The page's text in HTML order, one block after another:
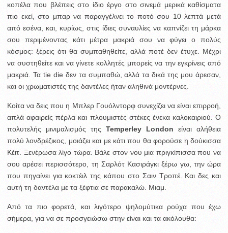
κοπέλα που βλέπεις στο ίδιο έργο στο σινεμά μερικά καθίσματα
πιο εκεί, στο μπαρ να παραγγέλνει το ποτό σου 10 λεπτά μετά
από εσένα, και, κυρίως, στις ίδιες συναυλίες να καπνίζει τη μάρκα
σου περιμένοντας κάτι μέτρα μακριά σου να φύγει ο πολύς
κόσμος: ξέρεις ότι θα συμπαθηθείτε, αλλά ποτέ δεν έτυχε. Μέχρι
να συστηθείτε και να γίνετε κολλητές μπορείς να την εγκρίνεις από
μακριά. Τα tie die δεν τα συμπαθώ, αλλά τα δικά της μου άρεσαν,
και οι χρωματιστές της δαντέλες ήταν αληθινά μοντέρνες.
Κοίτα να δεις που η Μπλερ Γουόλντορφ συνεχίζει να είναι επιρροή,
απλά αφαιρείς πέρλα και πλουμιστές στέκες ένεκα καλοκαιριού. Ο
πολυτελής μινιμαλισμός της Temperley London είναι αλήθεια
πολύ λονδρέζικος, μοιάζει και με κάτι που θα φορούσε η δούκισσα
Κέιτ. Ξενέρωσα λίγο τώρα. Βάλε στον νου μια πριγκίπισσα που να
σου αρέσει περισσότερο, τη Σαρλότ Κασιράγκι ξέρω γω, την ώρα
που πηγαίνει για κοκτέιλ της κάπου στο Σαιν Τροπέ. Και δες και
αυτή τη δαντέλα με τα ξέφτια σε παρακαλώ. Μιαμ.
Από τα πιο φορετά, και λιγότερο ψηλομύτικα ρούχα που έχω
σήμερα, για να σε προσγειώσω στην είναι και τα ακόλουθα: